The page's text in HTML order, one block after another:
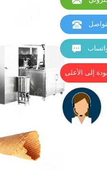
إلى الأعلى